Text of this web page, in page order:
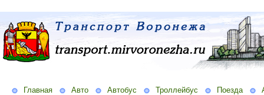
Главная Авто Автобус Троллейбус Поезда